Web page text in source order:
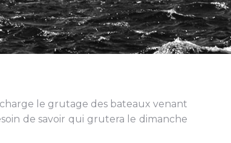
le grutage des bateaux venant
de savoir qui grutera le dimanche